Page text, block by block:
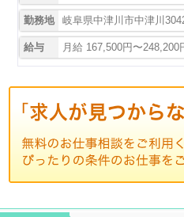
勤務地 岐阜県中津川市中津川
給与 月給 167,500円〜